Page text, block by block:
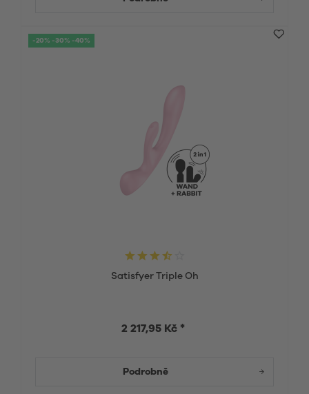
-20% -30% -40%
Satisfyer Triple Oh
2 217,95 Kč *
Podrobně